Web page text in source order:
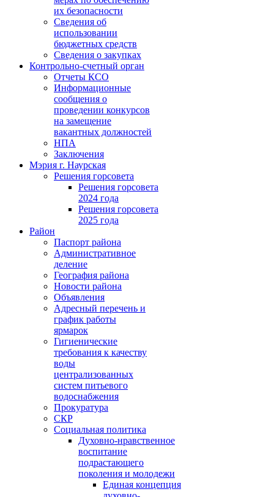
их безопасности
Сведения об
использовании
бюджетных средств
Сведения о закупках
Контрольно-счетный орган
Отчеты КСО
Информационные
сообщения о
проведении конкурсов
на замещение
вакантных должностей
НПА
Заключения
Мэрия г. Наурская
Решения горсовета
Решения горсовета
2024 года
Решения горсовета
2025 года
Район
Паспорт района
Административное
деление
География района
Новости района
Объявления
Адресный перечень и
график работы
ярмарок
Гигиенические
требования к качеству
воды
централизованных
систем питьевого
водоснабжения
Прокуратура
СКР
Социальная политика
Духовно-нравственное
воспитание
подрастающего
поколения и молодежи
Единая концепция